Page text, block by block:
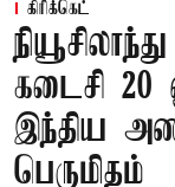
கிரிக்கெட்
கடைசி 20
இந்திய
பெருமிதம்